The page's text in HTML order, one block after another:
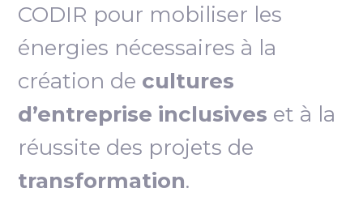
CODIR pour mobiliser les
énergies nécessaires à la
création de cultures
d’entreprise inclusives et à la
réussite des projets de
transformation.